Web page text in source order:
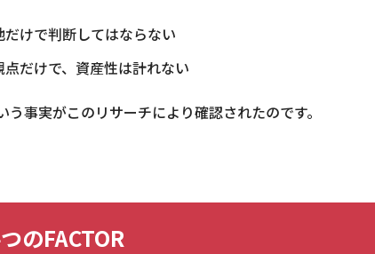
けで判断してはならない
だけで、資産性は計れない
事実がこのリサーチにより確認されたのです。
のFACTOR